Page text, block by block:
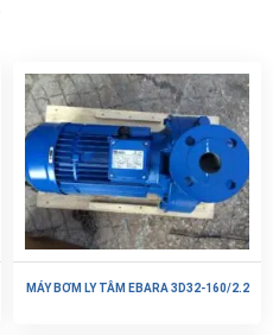
MÁY BƠM LY TÂM EBARA 3D32-160/2.2